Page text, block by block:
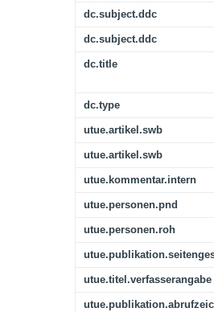
dc.subject.ddc
dc.subject.ddc
dc.title
dc.type
utue.artikel.swb
utue.artikel.swb
utue.kommentar.intern
utue.personen.pnd
utue.personen.roh
utue.titel.verfasserangabe